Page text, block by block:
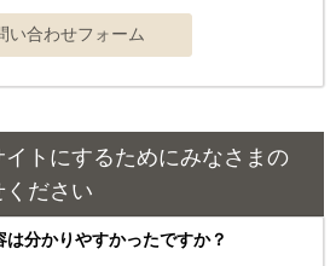
トにするためにみなさまの
ください
分かりやすかったですか？